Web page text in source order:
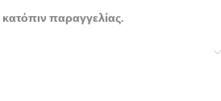
παραγγελίας.